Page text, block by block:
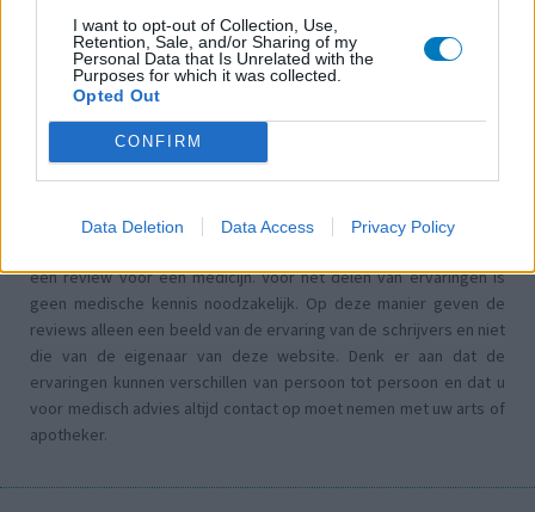
I want to opt-out of Collection, Use,
Retention, Sale, and/or Sharing of my
Personal Data that Is Unrelated with the
Purposes for which it was collected.
Opted Out
CONFIRM
Data Deletion Data Access Privacy Policy
Dexamfetamine (446)
ADHD - psychostimulantia
Euthyrox (436)
Schildklier - hypothyroidie (traagwerkend)
gegenereerd en vervolgens gelezen en aangepast alvorens
een review voor een medicijn. Voor het delen van ervaringen is
geen medische kennis noodzakelijk. Op deze manier geven de
reviews alleen een beeld van de ervaring van de schrijvers en niet
die van de eigenaar van deze website. Denk er aan dat de
ervaringen kunnen verschillen van persoon tot persoon en dat u
voor medisch advies altijd contact op moet nemen met uw arts of
apotheker.